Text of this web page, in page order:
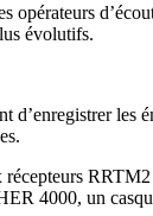
opérateurs
évolutifs.
d’enregistrer
4000, un